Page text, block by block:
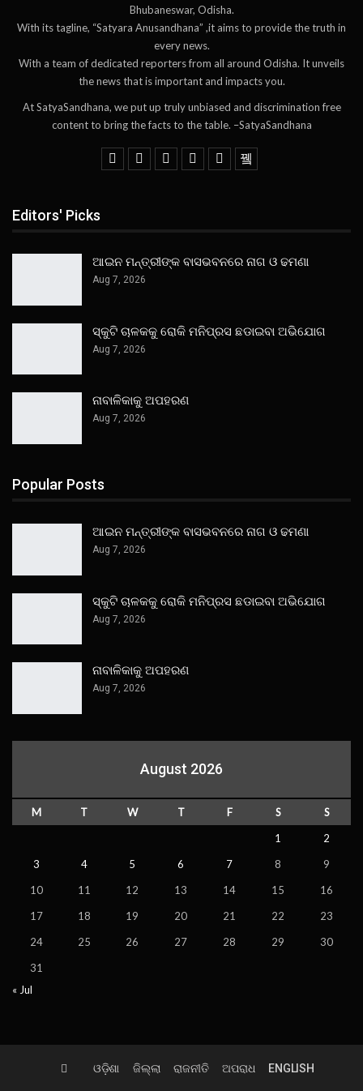
Bhubaneswar, Odisha.
With its tagline, “Satyara Anusandhana” ,it aims to provide the truth in
every news.
With a team of dedicated reporters from all around Odisha. It unveils
the news that is important and impacts you.
At SatyaSandhana, we put up truly unbiased and discrimination free
content to bring the facts to the table. –SatyaSandhana
Editors' Picks
ଆଇନ ମନ୍ତ୍ରୀଙ୍କ ବାସଭବନରେ ନାଗ ଓ ଢମଣା
Aug 7, 2026
ସ୍କୁଟି ଚାଳକକୁ ରୋକି ମନିପ୍ରସ ଛଡାଇବା ଅଭିଯୋଗ
Aug 7, 2026
ନାବାଳିକାକୁ ଅପହରଣ
Aug 7, 2026
Popular Posts
ଆଇନ ମନ୍ତ୍ରୀଙ୍କ ବାସଭବନରେ ନାଗ ଓ ଢମଣା
Aug 7, 2026
ସ୍କୁଟି ଚାଳକକୁ ରୋକି ମନିପ୍ରସ ଛଡାଇବା ଅଭିଯୋଗ
Aug 7, 2026
ନାବାଳିକାକୁ ଅପହରଣ
Aug 7, 2026
August 2026
M T W T F S
S
1
2
3
4 5 6 7 8
9
10
11 12 13 14 15
16
17
18 19 20 21 22
23
24
25 26 27 28 29
30
31
« Jul
ଓଡ଼ିଶା ଜିଲ୍ଲା ରାଜନୀତି ଅପରାଧ ENGLISH